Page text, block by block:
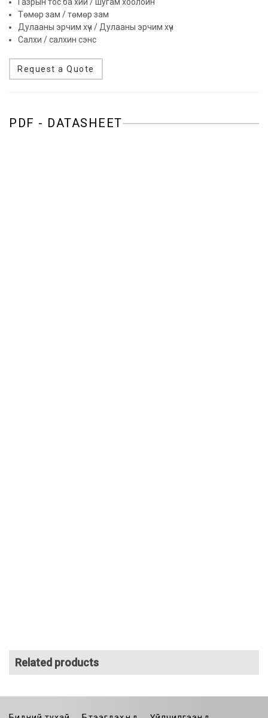
Төмөр зам / төмөр зам
Дулааны эрчим хүч / Дулааны эрчим хүч
Салхи / салхин сэнс
Request a Quote
PDF - DATASHEET
Related products